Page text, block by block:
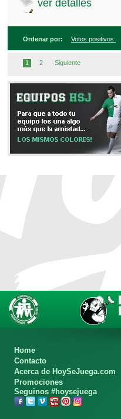
ver detalles
Ordenar por: Votos positivos
1 2 Siguiente
Home
Contacto
Acerca de HoySeJuega.com
Promociones
Seguinos #hoysejuega